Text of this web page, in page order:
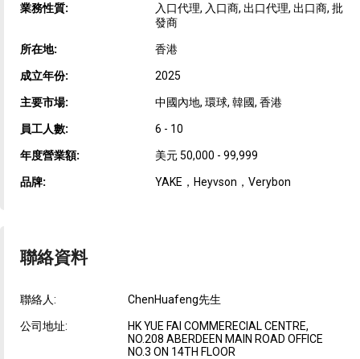
業務性質:
入口代理, 入口商, 出口代理, 出口商, 批
發商
所在地: 香港
成立年份: 2025
主要市場: 中國內地, 環球, 韓國, 香港
員工人數: 6 - 10
年度營業額: 美元 50,000 - 99,999
品牌: YAKE，Heyvson，Verybon
聯絡資料
聯絡人: ChenHuafeng先生
公司地址:
HK YUE FAI COMMERECIAL CENTRE,
NO.208 ABERDEEN MAIN ROAD OFFICE
NO.3 ON 14TH FLOOR